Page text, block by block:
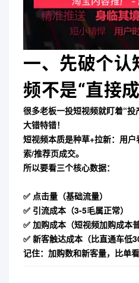
一、先破个认
频不是“直接
很多老板一投短视频就盯着“投
大错特错！
短视频本质是种草+拉新：用
索/推荐页成交。
所以要看三个核心数据：
✅ 点击量（基础流量）
✅ 引流成本（3-5毛属正常）
✅ 加购成本 （短视频加购成本
✅ 新客触达成本（比直通车低
记住：加购数和新客量，比单